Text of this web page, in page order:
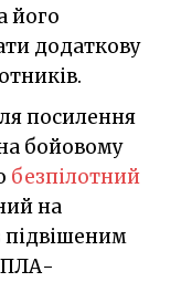
його
додаткову
посилення
бойовому
безпілотний
на
підвішеним